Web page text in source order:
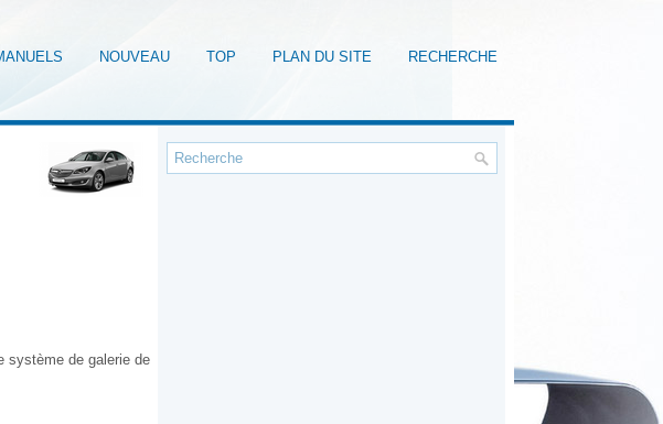
NOUVEAU TOP PLAN DU SITE RECHERCHE
système de galerie de